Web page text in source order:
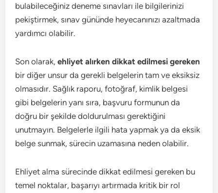
bulabileceğiniz deneme sınavları ile bilgilerinizi
pekiştirmek, sınav gününde heyecanınızı azaltmada
yardımcı olabilir.
Son olarak,ehliyet alırken dikkat edilmesi gereken
bir diğer unsur da gerekli belgelerin tam ve eksiksiz
olmasıdır. Sağlık raporu, fotoğraf, kimlik belgesi
gibi belgelerin yanı sıra, başvuru formunun da
doğru bir şekilde doldurulması gerektiğini
unutmayın. Belgelerle ilgili hata yapmak ya da eksik
belge sunmak, sürecin uzamasına neden olabilir.
Ehliyet alma sürecinde dikkat edilmesi gereken bu
temel noktalar, başarıyı artırmada kritik bir rol